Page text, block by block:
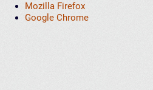
Mozilla Firefox
Google Chrome